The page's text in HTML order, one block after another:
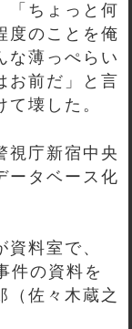
「ちょっと何
度のことを俺
な薄っぺらい
お前だ」と言
壊した。
視庁新宿中央
ータベース化
料室で、
件の資料を
（佐々木蔵之